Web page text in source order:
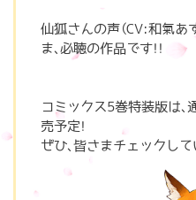
仙狐さんの声（CV:和氣あ
ま、必聴の作品です！！
コミックス5巻特装版は
売予定！
ぜひ、皆さまチェックし